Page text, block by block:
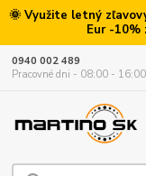
🌞 Využite letný
Eur -10%
0940 002 489
Pracovné dni - 08:00 - 16:00